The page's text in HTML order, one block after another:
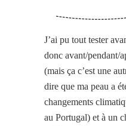
J’ai pu tout tester
donc avant/pendant/
(mais ça c’est une
dire que ma peau a
changements
au Portugal) et à un